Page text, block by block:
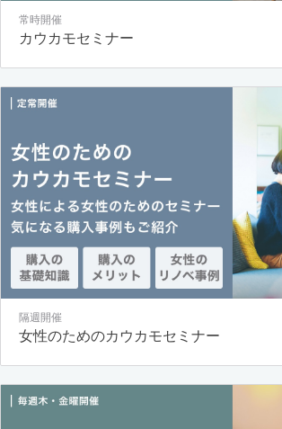
常時開催
カウカモセミナー
隔週開催
女性のためのカウカモセミナー